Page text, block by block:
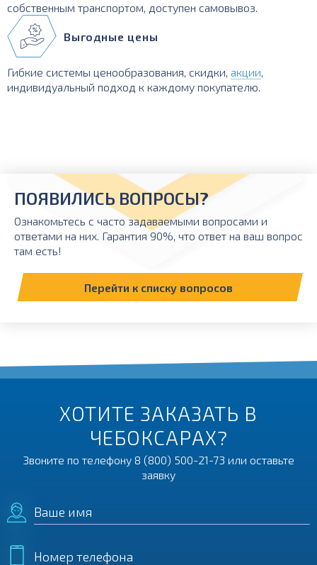
собственным транспортом, доступен самовывоз.
Выгодные цены
Гибкие системы ценообразования, скидки, акции,
индивидуальный подход к каждому покупателю.
ХОТИТЕ ЗАКАЗАТЬ В
ЧЕБОКСАРАХ?
Звоните по телефону 8 (800) 500-21-73 или оставьте
заявку
Ваше имя
Номер телефона
ПОЯВИЛИСЬ ВОПРОСЫ?
Ознакомьтесь с часто задаваемыми вопросами и
ответами на них. Гарантия 90%, что ответ на ваш вопрос
там есть!
Перейти к списку вопросов